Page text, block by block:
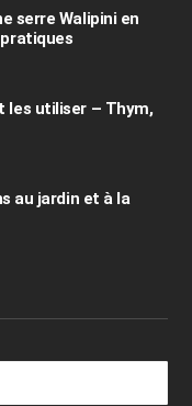
serre Walipini en
les utiliser – Thym,
au jardin et à la